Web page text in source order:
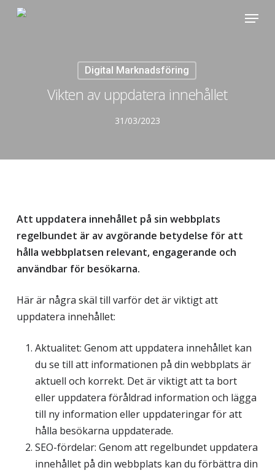
Skip
Menu
Digital Marknadsföring
Vikten av uppdatera innehållet
31/03/2023
Att uppdatera innehållet på sin webbplats
regelbundet är av avgörande betydelse för att
hålla webbplatsen relevant, engagerande och
användbar för besökarna.
Här är några skäl till varför det är viktigt att
uppdatera innehållet:
Aktualitet: Genom att uppdatera innehållet kan
du se till att informationen på din webbplats är
aktuell och korrekt. Det är viktigt att ta bort
eller uppdatera föråldrad information och lägga
till ny information eller uppdateringar för att
hålla besökarna uppdaterade.
SEO-fördelar: Genom att regelbundet uppdatera
innehållet på din webbplats kan du förbättra din
Nödvändiga
Dessa kakor
går inte att